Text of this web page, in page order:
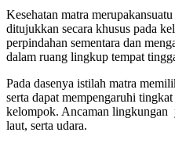
Kesehatan matra
ditujukkan secara khusus pada
perpindahan sementara dan
dalam ruang lingkup tempat
Pada dasenya istilah matra
serta dapat mempengaruhi tingkat
kelompok. Ancaman lingkungan
laut, serta udara.